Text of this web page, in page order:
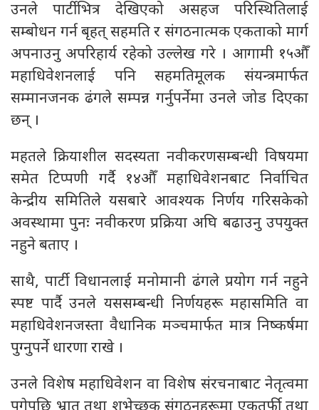
उनले पार्टीभित्र देखिएको असहज परिस्थितिलाई
सम्बोधन गर्न बृहत् सहमति र संगठनात्मक एकताको मार्ग
अपनाउनु अपरिहार्य रहेको उल्लेख गरे । आगामी १५औँ
महाधिवेशनलाई पनि सहमतिमूलक संयन्त्रमार्फत
सम्मानजनक ढंगले सम्पन्न गर्नुपर्नेमा उनले जोड दिएका
छन् ।
महतले क्रियाशील सदस्यता नवीकरणसम्बन्धी विषयमा
समेत टिप्पणी गर्दै १४औँ महाधिवेशनबाट निर्वाचित
केन्द्रीय समितिले यसबारे आवश्यक निर्णय गरिसकेको
अवस्थामा पुनः नवीकरण प्रक्रिया अघि बढाउनु उपयुक्त
नहुने बताए ।
साथै, पार्टी विधानलाई मनोमानी ढंगले प्रयोग गर्न नहुने
स्पष्ट पार्दै उनले यससम्बन्धी निर्णयहरू महासमिति वा
महाधिवेशनजस्ता वैधानिक मञ्चमार्फत मात्र निष्कर्षमा
पुग्नुपर्ने धारणा राखे ।
उनले विशेष महाधिवेशन वा विशेष संरचनाबाट नेतृत्वमा